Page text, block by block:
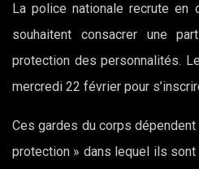
La police nationale recrute
souhaitent consacrer une
protection des personnalités.
mercredi 22 février pour
Ces gardes du corps
protection » dans lequel ils